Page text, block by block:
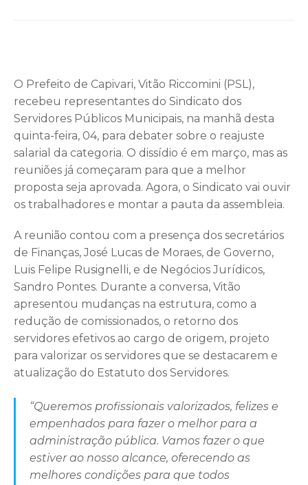
O Prefeito de Capivari, Vitão Riccomini (PSL),
recebeu representantes do Sindicato dos
Servidores Públicos Municipais, na manhã desta
quinta-feira, 04, para debater sobre o reajuste
salarial da categoria. O dissídio é em março, mas as
reuniões já começaram para que a melhor
proposta seja aprovada. Agora, o Sindicato vai ouvir
os trabalhadores e montar a pauta da assembleia.
A reunião contou com a presença dos secretários
de Finanças, José Lucas de Moraes, de Governo,
Luis Felipe Rusignelli, e de Negócios Jurídicos,
Sandro Pontes. Durante a conversa, Vitão
apresentou mudanças na estrutura, como a
redução de comissionados, o retorno dos
servidores efetivos ao cargo de origem, projeto
para valorizar os servidores que se destacarem e
atualização do Estatuto dos Servidores.
“Queremos profissionais valorizados, felizes e
empenhados para fazer o melhor para a
administração pública. Vamos fazer o que
estiver ao nosso alcance, oferecendo as
melhores condições para que todos